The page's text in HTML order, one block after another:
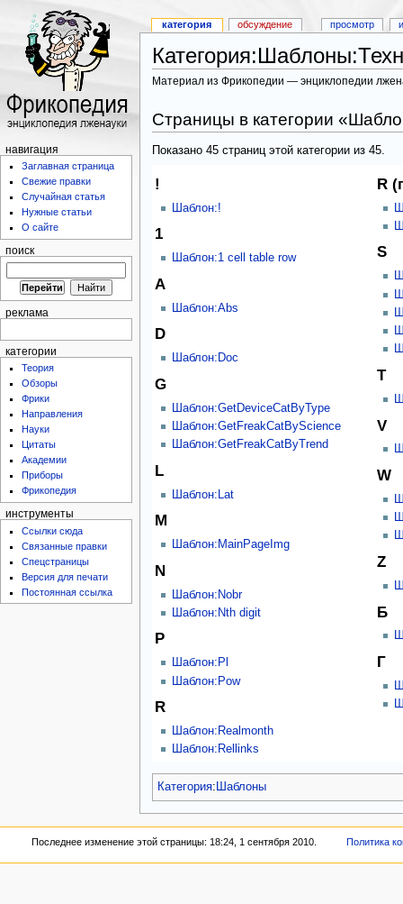
Материал из Фрикопедии — энциклопедии
Страницы в категории
Показано 45 страниц этой категории из 45.
!
Шаблон:!
1
Шаблон:1 cell table row
A
Шаблон:Abs
D
Шаблон:Doc
G
Шаблон:GetDeviceCatByType
Шаблон:GetFreakCatByScience
Шаблон:GetFreakCatByTrend
L
Шаблон:Lat
M
Шаблон:MainPageImg
N
Шаблон:Nobr
Шаблон:Nth digit
P
Шаблон:Pl
Шаблон:Pow
R
Шаблон:Realmonth
Шаблон:Rellinks
R
S
T
V
W
Z
Б
Г
Категория: Шаблоны
категория обсуждение просмотр
навигация
Заглавная страница
Свежие правки
Случайная статья
Нужные статьи
О сайте
поиск
реклама
категории
Теория
Обзоры
Фрики
Направления
Науки
Цитаты
Академии
Приборы
Фрикопедия
инструменты
Ссылки сюда
Связанные правки
Спецстраницы
Версия для печати
Постоянная ссылка
Последнее изменение этой страницы: 18:24, 1 сентября 2010. Политика